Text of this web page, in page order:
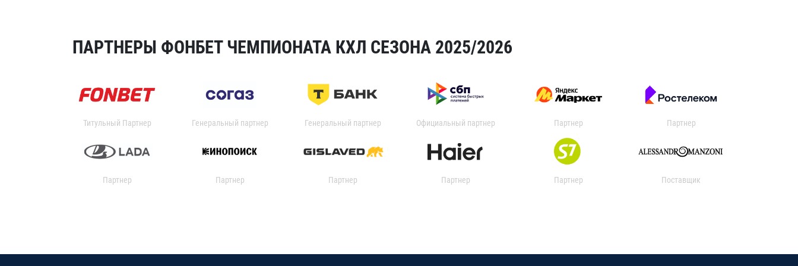
ПАРТНЕРЫ ФОНБЕТ ЧЕМПИОНАТА КХЛ СЕЗОНА 2025/2026
Титульный Партнер Генеральный партнер Генеральный партнер Официальный партнер Партнер Партнер
Партнер Партнер Партнер Партнер Партнер Поставщик